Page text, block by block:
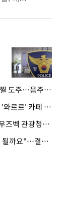
· 정차 불응하고 '시속 165㎞' 아찔 도주…음주운전자 체포
· "하마터면"…영업 끝나자마자 '와르르' 카페 테라스 덮친 대리석 외벽
· "음료 한 캔에 1만1000원?"…우즈벡 관광청까지 나섰다, 유튜버 폭로 후폭풍
· "300만원 보낸 전 남친, 받아도 될까요"…결혼 앞둔 예비신부의 뜻밖 고충